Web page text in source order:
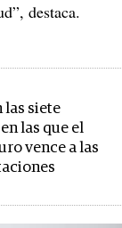
destaca.
las siete
las que el
vence a las